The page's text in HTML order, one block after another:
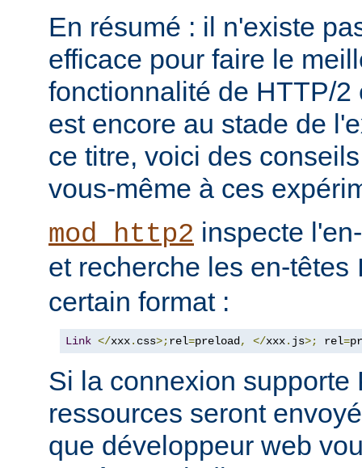
En résumé : il n'existe
efficace pour faire le
fonctionnalité de HTTP/2
est encore au stade de
ce titre, voici des
vous-même à ces
mod_http2 inspecte
et recherche les en-têtes
certain format :
Link </xxx. css>;rel=preload, </xxx. js>; rel=
Si la connexion supporte
ressources seront
que développeur web